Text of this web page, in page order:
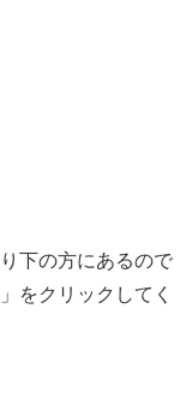
下の方にあるので
をクリックしてく